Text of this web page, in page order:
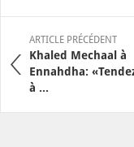
ARTICLE PRÉCÉDENT
Khaled Mechaal à
Ennahdha:
à ...